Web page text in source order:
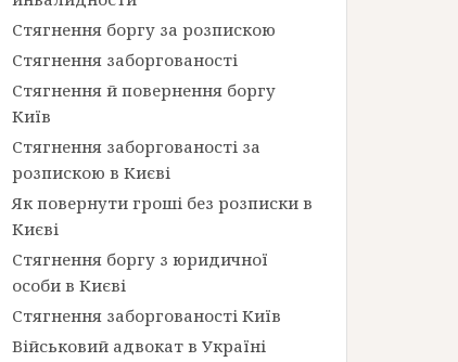
Стягнення боргу за розпискою
Стягнення заборгованості
Стягнення й повернення боргу
Київ
Стягнення заборгованості за
розпискою в Києві
Як повернути гроші без розписки в
Києві
Стягнення боргу з юридичної
особи в Києві
Стягнення заборгованості Київ
Військовий адвокат в Україні